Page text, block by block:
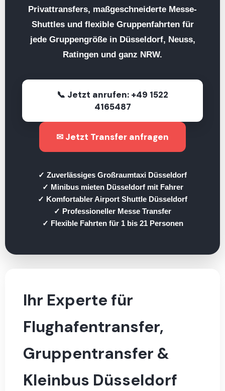
Privattransfers, maßgeschneiderte Messe-
Shuttles und flexible Gruppenfahrten für
jede Gruppengröße in Düsseldorf, Neuss,
Ratingen und ganz NRW.
📞 Jetzt anrufen: +49 1522
4165487
✉ Jetzt Transfer anfragen
✓ Zuverlässiges Großraumtaxi Düsseldorf
✓ Minibus mieten Düsseldorf mit Fahrer
✓ Komfortabler Airport Shuttle Düsseldorf
✓ Professioneller Messe Transfer
✓ Flexible Fahrten für 1 bis 21 Personen
Ihr Experte für
Flughafentransfer,
Gruppentransfer &
Kleinbus Düsseldorf